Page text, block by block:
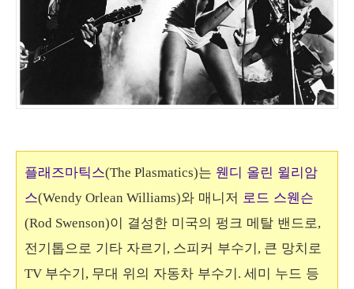
플래즈마틱스(The Plasmatics)는 웬디 올린 윌리암
스(Wendy Orlean Williams)와 매니저 로드 스웬슨
(Rod Swenson)이 결성한 미국의 펑크 메탈 밴드로 ,
전기톱으로 기타 자르기, 스피커 부수기, 큰 망치로
TV 부수기, 무대 위의 자동차 부수기. 세미 누드 등